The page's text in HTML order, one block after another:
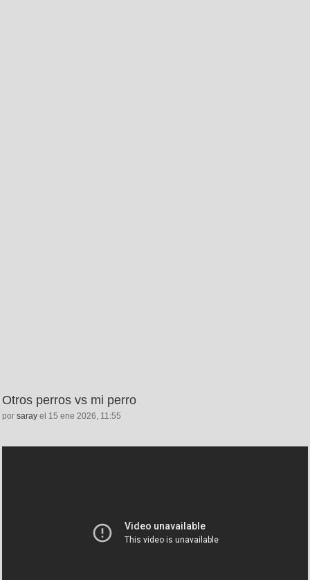
Otros perros vs mi perro
por saray el 15 ene 2026, 11:55